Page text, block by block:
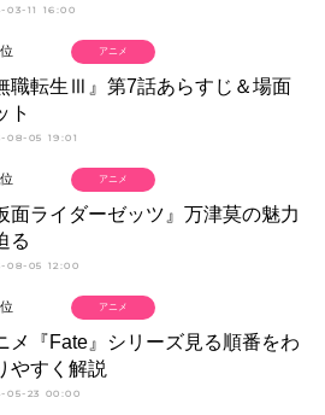
03-11 16:00
位
職転生Ⅲ』第7話あらすじ＆場面
ト
08-05 19:01
アニメ
位
面ライダーゼッツ』万津莫の魅力
る
08-05 12:00
アニメ
位
メ『Fate』シリーズ見る順番をわ
やすく解説
05-23 00:00
アニメ